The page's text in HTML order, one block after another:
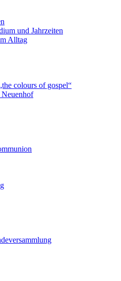
und Jahrzeiten
Alltag
colours of gospel“